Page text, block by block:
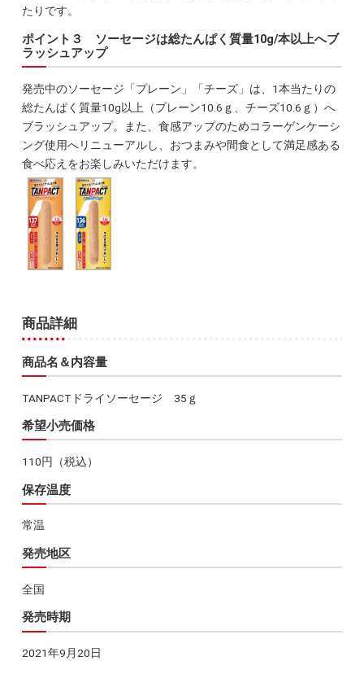
たりです。
ポイント３ ソーセージは総たんぱく質量10g/本以上へブ
ラッシュアップ
発売中のソーセージ「プレーン」「チーズ」は、1本当たりの
総たんぱく質量10g以上（プレーン10.6ｇ、チーズ10.6ｇ）へ
ブラッシュアップ。また、食感アップのためコラーゲンケーシ
ング使用へリニューアルし、おつまみや間食として満足感ある
食べ応えをお楽しみいただけます。
商品詳細
商品名＆内容量
TANPACTドライソーセージ 35ｇ
希望小売価格
110円（税込）
保存温度
常温
発売地区
全国
発売時期
2021年9月20日